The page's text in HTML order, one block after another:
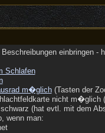
Beschreibungen
Schlafen
m�glich(Tasten der
nicht
(hat evtl. mit dem
wenn man: